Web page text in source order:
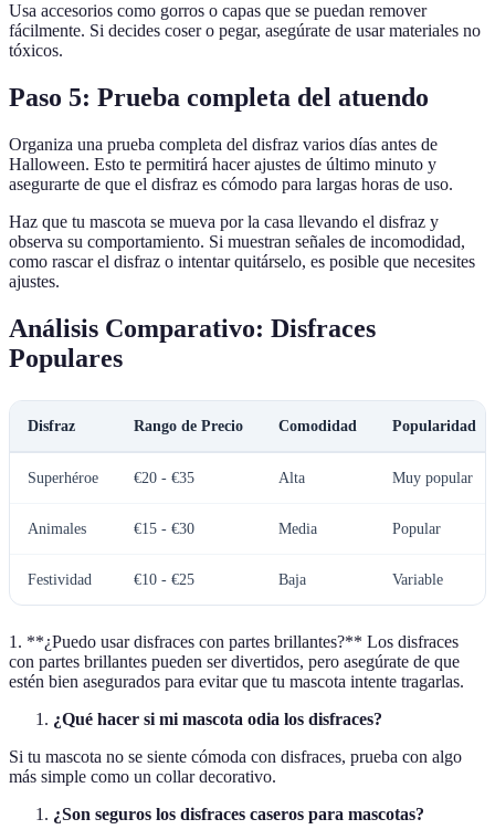
Usa accesorios como gorros o capas que se puedan remover
fácilmente. Si decides coser o pegar, asegúrate de usar materiales no
tóxicos.
Paso 5: Prueba completa del atuendo
Organiza una prueba completa del disfraz varios días antes de
Halloween. Esto te permitirá hacer ajustes de último minuto y
asegurarte de que el disfraz es cómodo para largas horas de uso.
Haz que tu mascota se mueva por la casa llevando el disfraz y
observa su comportamiento. Si muestran señales de incomodidad,
como rascar el disfraz o intentar quitárselo, es posible que necesites
ajustes.
Análisis Comparativo: Disfraces
Populares
Disfraz Rango de Precio Comodidad Popularidad
Superhéroe €20 - €35 Alta Muy popular
Animales €15 - €30 Media Popular
Festividad €10 - €25 Baja Variable
1. **¿Puedo usar disfraces con partes brillantes?** Los disfraces
con partes brillantes pueden ser divertidos, pero asegúrate de que
estén bien asegurados para evitar que tu mascota intente tragarlas.
¿Qué hacer si mi mascota odia los disfraces?
Si tu mascota no se siente cómoda con disfraces, prueba con algo
más simple como un collar decorativo.
¿Son seguros los disfraces caseros para mascotas?